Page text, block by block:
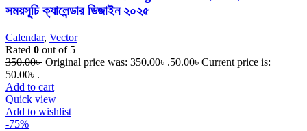
সময়সূচি ক্যালেন্ডার ডিজাইন ২০২৫
Calendar, Vector
Rated 0 out of 5
350.00৳ Original price was: 350.00৳ .50.00৳ Current price is:
50.00৳ .
Add to cart
Quick view
Add to wishlist
-75%